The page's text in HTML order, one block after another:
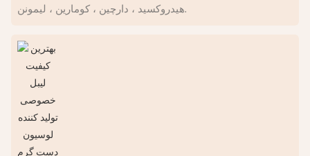
هیدروکسید ، دارچین ، کومارین ، لیمونن.